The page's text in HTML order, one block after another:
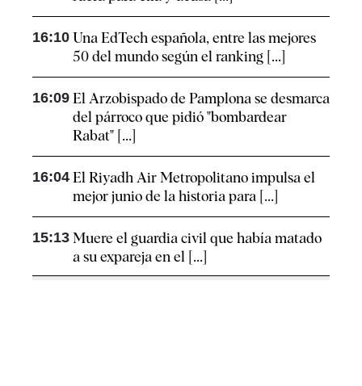
16:10 Una EdTech española, entre las mejores
50 del mundo según el ranking [...]
16:09 El Arzobispado de Pamplona se desmarca
del párroco que pidió "bombardear
Rabat" [...]
16:04 El Riyadh Air Metropolitano impulsa el
mejor junio de la historia para [...]
15:13 Muere el guardia civil que había matado
a su expareja en el [...]